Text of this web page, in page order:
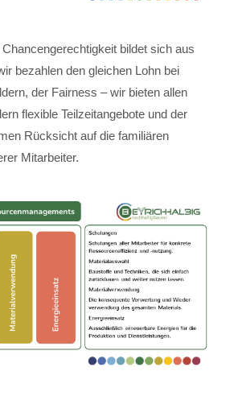
bildet sich aus
bezahlen den gleichen Lohn bei
der Fairness – wir bieten allen
flexible Teilzeitangebote und der
Rücksicht auf die familiären
Mitarbeiter.